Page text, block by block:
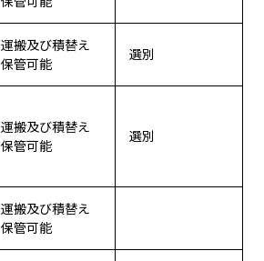
運搬及び積替え
保管可能
選別
運搬及び積替え
保管可能
選別
運搬及び積替え
保管可能